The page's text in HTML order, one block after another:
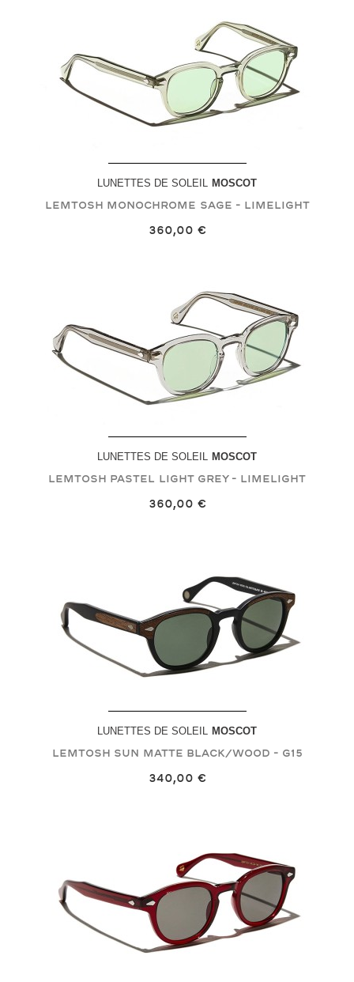
LUNETTES DE SOLEIL MOSCOT
LEMTOSH MONOCHROME Sage - Limelight
360,00 €
LUNETTES DE SOLEIL MOSCOT
LEMTOSH PASTEL Light Grey - Limelight
360,00 €
LUNETTES DE SOLEIL MOSCOT
LEMTOSH SUN Matte Black/Wood - G15
340,00 €